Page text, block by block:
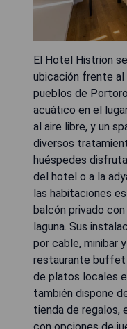
El Hotel Histrion
ubicación frente al
pueblos de
acuático en el
al aire libre, y un
diversos
huéspedes
del hotel o a la
las habitaciones
balcón privado
laguna. Sus
por cable, minibar
restaurante buffet
de platos locales
también dispone
tienda de regalos,